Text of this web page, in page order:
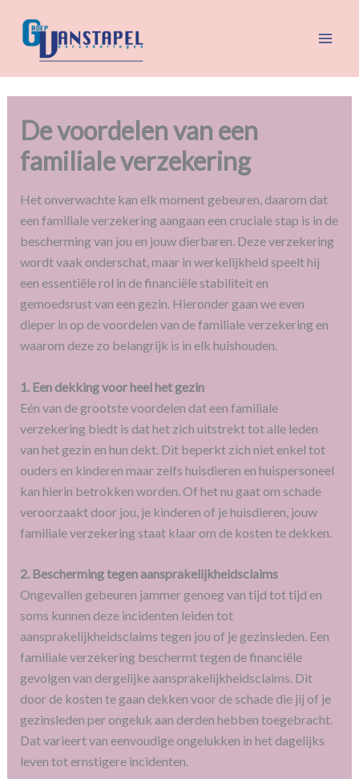
naar
De voordelen van een
familiale verzekering
Het onverwachte kan elk moment gebeuren, daarom dat
een familiale verzekering aangaan een cruciale stap is in de
bescherming van jou en jouw dierbaren. Deze verzekering
wordt vaak onderschat, maar in werkelijkheid speelt hij
een essentiële rol in de financiële stabiliteit en
gemoedsrust van een gezin. Hieronder gaan we even
dieper in op de voordelen van de familiale verzekering en
waarom deze zo belangrijk is in elk huishouden.
1. Een dekking voor heel het gezin
Eén van de grootste voordelen dat een familiale
verzekering biedt is dat het zich uitstrekt tot alle leden
van het gezin en hun dekt. Dit beperkt zich niet enkel tot
ouders en kinderen maar zelfs huisdieren en huispersoneel
kan hierin betrokken worden. Of het nu gaat om schade
veroorzaakt door jou, je kinderen of je huisdieren, jouw
familiale verzekering staat klaar om de kosten te dekken.
2. Bescherming tegen aansprakelijkheidsclaims
Ongevallen gebeuren jammer genoeg van tijd tot tijd en
soms kunnen deze incidenten leiden tot
aansprakelijkheidsclaims tegen jou of je gezinsleden. Een
familiale verzekering beschermt tegen de financiële
gevolgen van dergelijke aansprakelijkheidsclaims. Dit
door de kosten te gaan dekken voor de schade die jij of je
gezinsleden per ongeluk aan derden hebben toegebracht.
Dat varieert van eenvoudige ongelukken in het dagelijks
leven tot ernstigere incidenten.